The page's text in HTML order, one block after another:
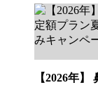
【2026年